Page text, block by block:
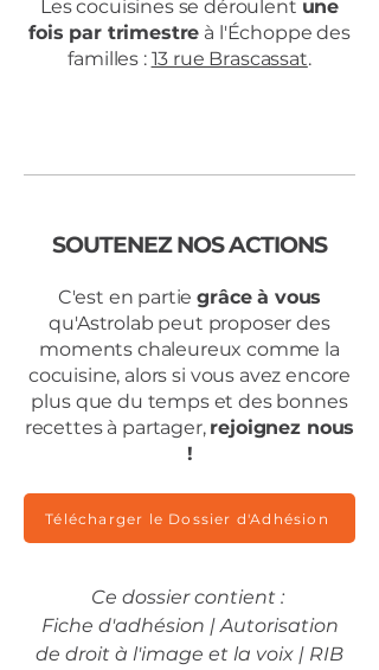
Les cocuisines se déroulent une
fois par trimestre à l'Échoppe des
familles : 13 rue Brascassat.
SOUTENEZ NOS ACTIONS
C'est en partiegrâce à vous
qu'Astrolab peut proposer des
moments chaleureux comme la
cocuisine, alors si vous avez encore
plus que du temps et des bonnes
recettes à partager, rejoignez nous
!
Télécharger le Dossier d'Adhésion
Ce dossier contient :
Fiche d'adhésion |Autorisation
de droit à l'image et la voix ​ | RIB